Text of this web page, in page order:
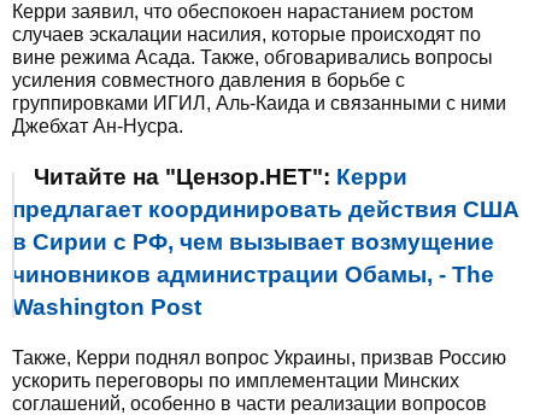
Керри заявил, что обеспокоен нарастанием ростом
случаев эскалации насилия, которые происходят по
вине режима Асада. Также, обговаривались вопросы
усиления совместного давления в борьбе с
группировками ИГИЛ, Аль-Каида и связанными с ними
Джебхат Ан-Нусра.
Читайте на "Цензор.НЕТ": Керри
предлагает координировать действия США
в Сирии с РФ, чем вызывает возмущение
чиновников администрации Обамы, - The
Washington Post
Также, Керри поднял вопрос Украины, призвав Россию
ускорить переговоры по имплементации Минских
соглашений, особенно в части реализации вопросов